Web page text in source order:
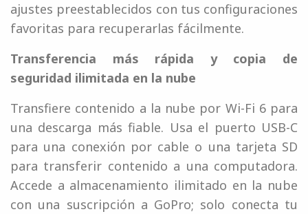
ajustes preestablecidos con tus configuraciones
favoritas para recuperarlas fácilmente.
Transferencia más rápida y copia de
seguridad ilimitada en la nube
Transfiere contenido a la nube por Wi-Fi 6 para
una descarga más fiable. Usa el puerto USB-C
para una conexión por cable o una tarjeta SD
para transferir contenido a una computadora.
Accede a almacenamiento ilimitado en la nube
con una suscripción a GoPro; solo conecta tu